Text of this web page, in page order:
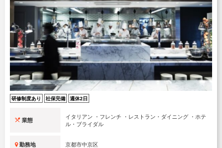
研修制度あり 社保完備 週休2日
業態
イタリアン ・フレンチ ・レストラン・ダイニング ・ホテ
ル・ブライダル
勤務地 京都市中京区